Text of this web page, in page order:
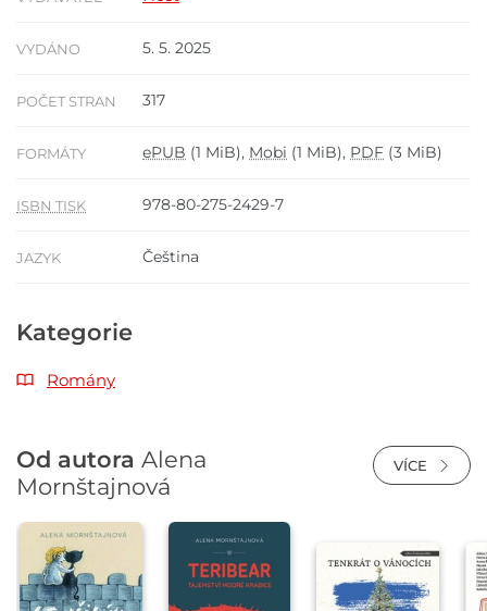
VYDÁNO 5. 5. 2025
POČET STRAN 317
FORMÁTY ePUB (1 MiB), Mobi (1 MiB), PDF (3 MiB)
ISBN TISK 978-80-275-2429-7
JAZYK Čeština
Kategorie
Romány
Od autora Alena
Mornštajnová
VÍCE